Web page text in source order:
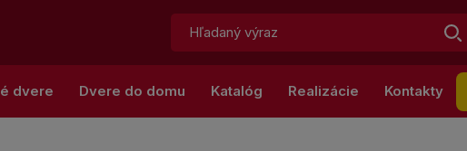
Hľadať:
dvere Dvere do domu Katalóg Realizácie Kontakty